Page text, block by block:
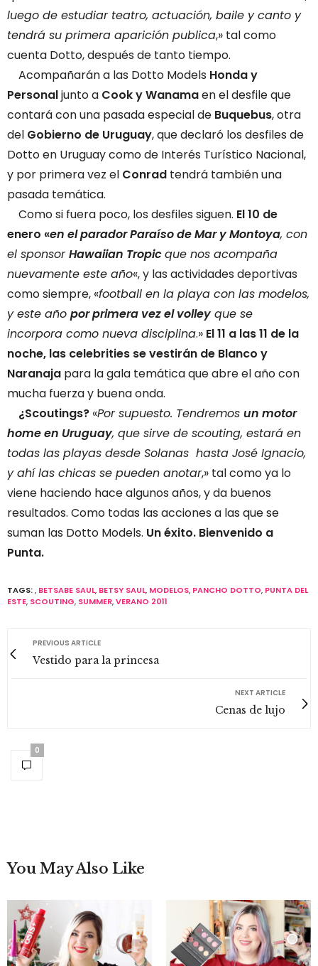
luego de estudiar teatro, actuación, baile y canto y
tendrá su primera aparición publica,» tal como
cuenta Dotto, después de tanto tiempo.
Acompañarán a las Dotto Models Honda y
Personaljunto a Cook y Wanamaen el desfile que
contará con una pasada especial de Buquebus, otra
del Gobierno de Uruguay, que declaró los desfiles de
Dotto en Uruguay como de Interés Turístico Nacional,
y por primera vez el Conrad tendrá también una
pasada temática.
Como si fuera poco, los desfiles siguen. El 10 de
enero «en el parador Paraíso de Mar y Montoya, con
el sponsorHawaiian Tropicque nos acompaña
nuevamente este año«, y las actividades deportivas
como siempre, «football en la playa con las modelos,
y este año por primera vez el volley que se
incorpora como nueva disciplina.» El 11 a las 11 de la
noche, las celebrities se vestirán de Blanco y
Naranaja para la gala temática que abre el año con
mucha fuerza y buena onda.
¿Scoutings? «Por supuesto. Tendremos un motor
home en Uruguay, que sirve de scouting, estará en
todas las playas desde Solanas hasta José Ignacio,
y ahí las chicas se pueden anotar,» tal como ya lo
viene haciendo hace algunos años, y da buenos
resultados. Como todas las acciones a las que se
suman las Dotto Models. Un éxito. Bienvenido a
Punta.
TAGS:, BETSABE SAUL, BETSY SAUL, MODELOS, PANCHO DOTTO, PUNTA DEL
ESTE, SCOUTING, SUMMER,VERANO 2011
PREVIOUS ARTICLE
Vestido para la princesa
NEXT ARTICLE
Cenas de lujo
0
You May Also Like